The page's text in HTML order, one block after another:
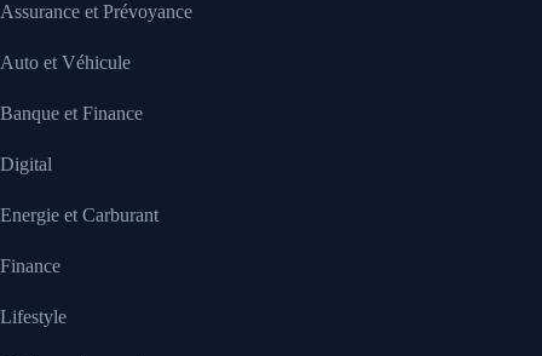
Assurance et Prévoyance
Auto et Véhicule
Banque et Finance
Digital
Energie et Carburant
Finance
Lifestyle